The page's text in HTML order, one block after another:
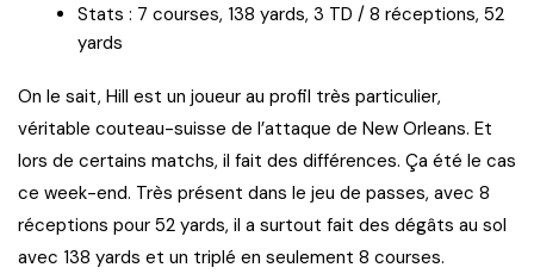
Stats : 7 courses, 138 yards, 3 TD / 8 réceptions, 52
yards
On le sait, Hill est un joueur au profil très particulier,
véritable couteau-suisse de l’attaque de New Orleans. Et
lors de certains matchs, il fait des différences. Ça été le cas
ce week-end. Très présent dans le jeu de passes, avec 8
réceptions pour 52 yards, il a surtout fait des dégâts au sol
avec 138 yards et un triplé en seulement 8 courses.